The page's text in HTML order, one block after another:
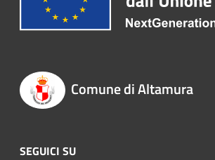
Comune di Altamura
SEGUICI SU